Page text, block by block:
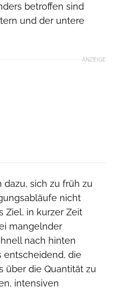
betroffen sind
und der untere
ANZEIGE
dazu, sich zu früh zu
nicht
Ziel, in kurzer Zeit
mangelnder
nach hinten
entscheidend, die
über die Quantität zu
intensiven